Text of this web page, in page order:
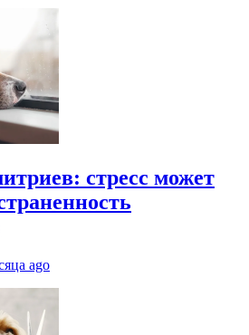
стресс может
ago